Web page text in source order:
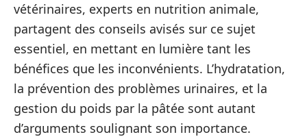
vétérinaires, experts en nutrition animale,
partagent des conseils avisés sur ce sujet
essentiel, en mettant en lumière tant les
bénéfices que les inconvénients. L’hydratation,
la prévention des problèmes urinaires, et la
gestion du poids par la pâtée sont autant
d’arguments soulignant son importance.